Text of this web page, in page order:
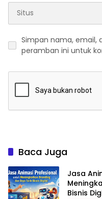
Simpan nama, email,
peramban ini untuk
Baca Juga
Jasa
Bisnis